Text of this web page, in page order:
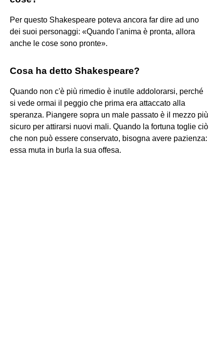
Per questo Shakespeare poteva ancora far dire ad uno
dei suoi personaggi: «Quando l'anima è pronta, allora
anche le cose sono pronte».
Cosa ha detto Shakespeare?
Quando non c'è più rimedio è inutile addolorarsi, perché
si vede ormai il peggio che prima era attaccato alla
speranza. Piangere sopra un male passato è il mezzo più
sicuro per attirarsi nuovi mali. Quando la fortuna toglie ciò
che non può essere conservato, bisogna avere pazienza:
essa muta in burla la sua offesa.